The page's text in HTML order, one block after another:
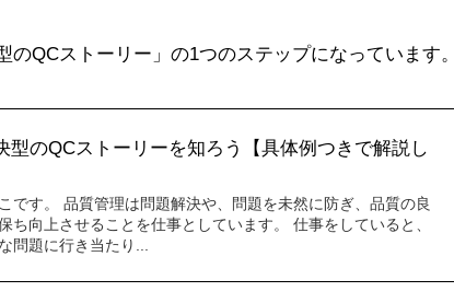
QCストーリー」の1つのステップになっています。
型のQCストーリーを知ろう【具体例つきで解説し
です。 品質管理は問題解決や、問題を未然に防ぎ、品質の良
ち向上させることを仕事としています。 仕事をしていると、
問題に行き当たり...